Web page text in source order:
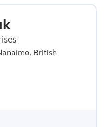
British